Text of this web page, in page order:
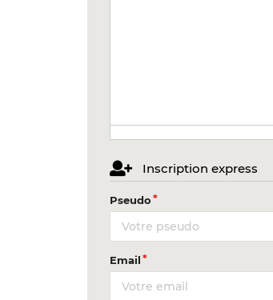
Inscription express
Pseudo
Email